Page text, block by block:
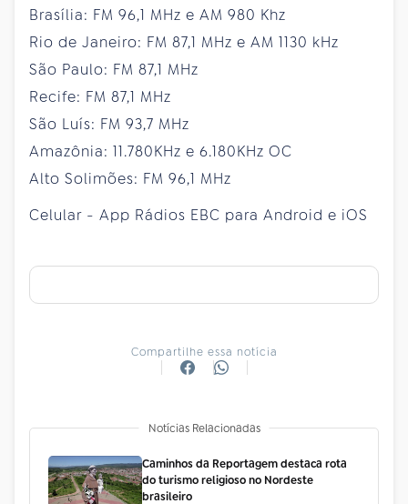
Brasília: FM 96,1 MHz e AM 980 Khz
Rio de Janeiro: FM 87,1 MHz e AM 1130 kHz
São Paulo: FM 87,1 MHz
Recife: FM 87,1 MHz
São Luís: FM 93,7 MHz
Amazônia: 11.780KHz e 6.180KHz OC
Alto Solimões: FM 96,1 MHz
Celular - App Rádios EBC para Android e iOS
Compartilhe essa notícia
Notícias Relacionadas
Caminhos da Reportagem destaca rota
do turismo religioso no Nordeste
brasileiro